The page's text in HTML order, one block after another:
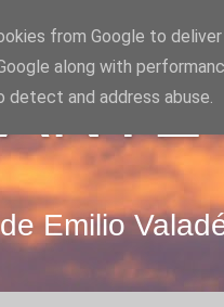
Emilio
from Google to
along with
and address abuse.